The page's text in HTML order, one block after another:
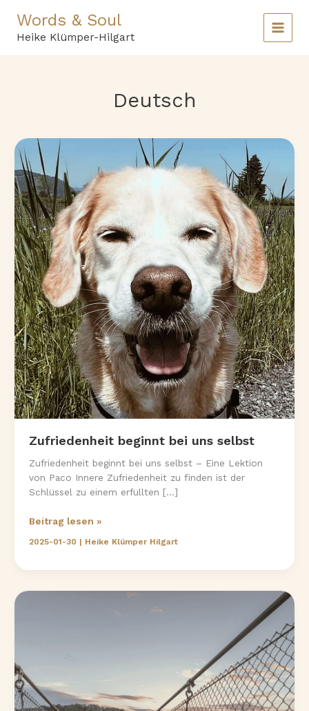
Inhalt
springen
Words & Soul
Heike Klümper-Hilgart
Deutsch
Zufriedenheit beginnt bei uns selbst
Zufriedenheit beginnt bei uns selbst – Eine Lektion
von Paco Innere Zufriedenheit zu finden ist der
Schlüssel zu einem erfüllten […]
Zufriedenheit
Beitrag lesen »
2025-01-30 | Heike Klümper Hilgart